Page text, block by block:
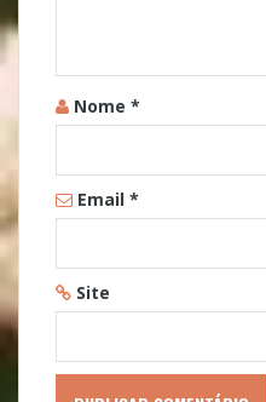
Nome *
Email *
Site